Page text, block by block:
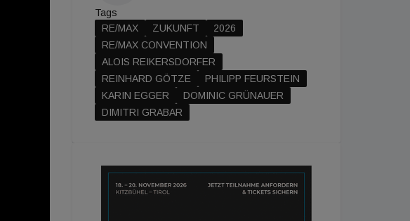
Tags
RE/MAX
ZUKUNFT
2026
RE/MAX CONVENTION
ALOIS REIKERSDORFER
REINHARD GÖTZE
PHILIPP FEURSTEIN
KARIN EGGER
DOMINIC GRÜNAUER
DIMITRI GRABAR